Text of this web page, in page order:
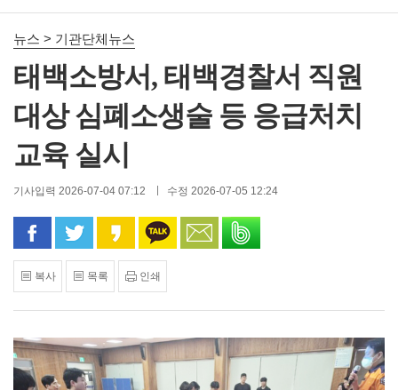
뉴스 > 기관단체뉴스
태백소방서, 태백경찰서 직원
대상 심폐소생술 등 응급처치
교육 실시
기사입력 2026-07-04 07:12 수정 2026-07-05 12:24
페이스북으로 공유
트위터로 공유카카오 스토리로 공유
카카오톡으로 공유
문자로 공유
복사 목록 인쇄